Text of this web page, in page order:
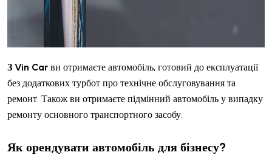
З Vin Car ви отримаєте автомобіль, готовий до експлуатації
без додаткових турбот про технічне обслуговування та
ремонт. Також ви отримаєте підмінний автомобіль у випадку
ремонту основного транспортного засобу.
Як орендувати автомобіль для бізнесу?